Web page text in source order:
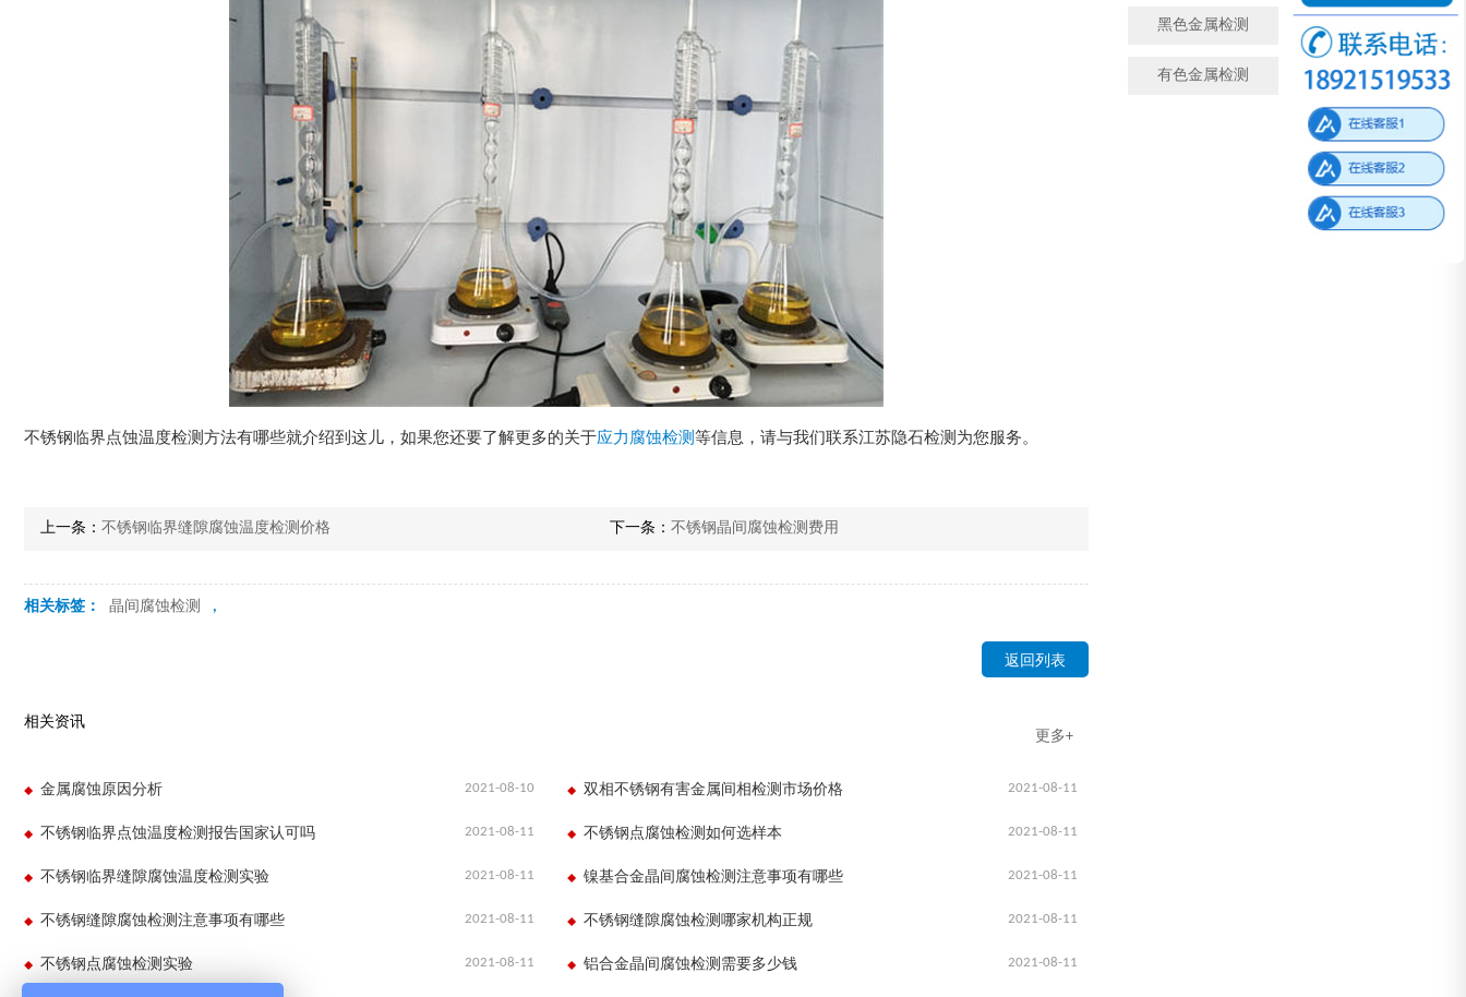
黑色金属检测 金属成分检测
有色金属检测 微观金相检测
不锈钢临界点蚀温度检测方法有哪些就介绍到这儿，如果您还要了解更多的关于应力腐蚀检测 等信息，请与我们联系江苏隐石检测为您服务。
上一条： 不锈钢临界缝隙腐蚀温度检测价格 下一条： 不锈钢晶间腐蚀检测费用
相关标签： 晶间腐蚀检测 ,
返回列表
相关资讯
更多+
2021-08-10
金属腐蚀原因分析 2021-08-11
双相不锈钢有害金属间相检测市场价格
2021-08-11
不锈钢临界点蚀温度检测报告国家认可吗 2021-08-11
不锈钢点腐蚀检测如何选样本
2021-08-11
不锈钢临界缝隙腐蚀温度检测实验 2021-08-11
镍基合金晶间腐蚀检测注意事项有哪些
2021-08-11
不锈钢缝隙腐蚀检测注意事项有哪些 2021-08-11
不锈钢缝隙腐蚀检测哪家机构正规
2021-08-11
不锈钢点腐蚀检测实验 2021-08-11
铝合金晶间腐蚀检测需要多少钱